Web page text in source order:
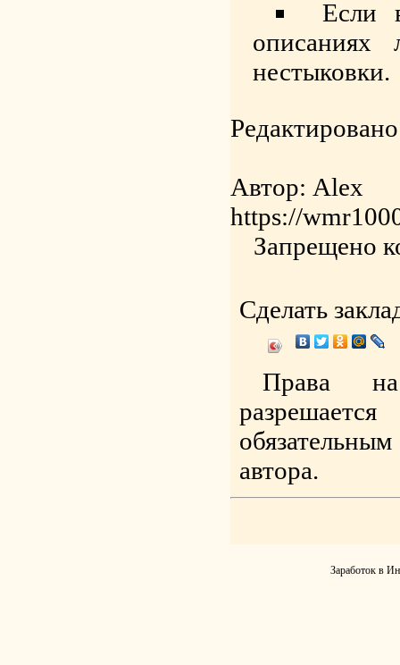
Если
описаниях
нестыковки.
Автор: Alex
https://
Запрещено
Сделать
Права
автора.
Заработок в